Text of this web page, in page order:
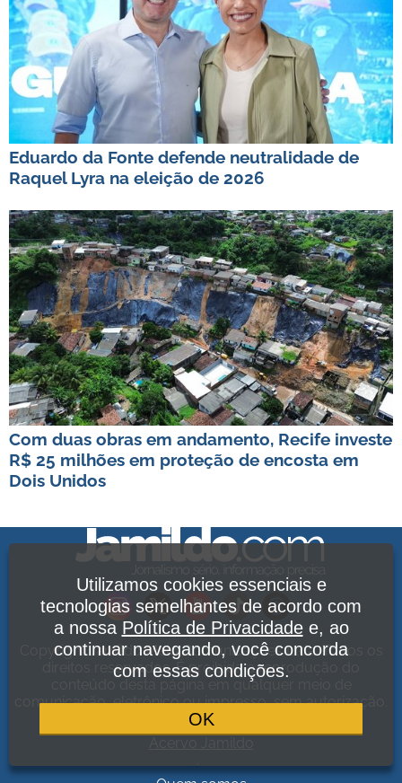
Eduardo da Fonte defende neutralidade de
Raquel Lyra na eleição de 2026
Com duas obras em andamento, Recife investe
R$ 25 milhões em proteção de encosta em
Dois Unidos
Copyright Jamildo Melo Comunicações Ltda. Todos os
direitos reservados. É proibida a reprodução do
conteúdo desta página em qualquer meio de
comunicação, eletrônico ou impresso, sem autorização.
Política de Privacidade
Utilizamos cookies essenciais e
tecnologias semelhantes de acordo com
a nossa Política de Privacidadee, ao
continuar navegando, você concorda
com essas condições.
OK